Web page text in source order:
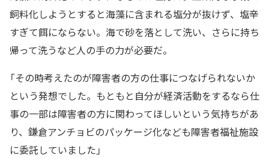
飼料化しようとすると海藻に含まれる塩分が抜けず、塩辛
すぎて餌にならない。海で砂を落として洗い、さらに持ち
帰って洗うなど人の手の力が必要だ。
「その時考えたのが障害者の方の仕事につなげられないか
という発想でした。もともと自分が経済活動をするなら仕
事の一部は障害者の方に関わってほしいという気持ちがあ
り、鎌倉アンチョビのパッケージ化なども障害者福祉施設
に委託していました」